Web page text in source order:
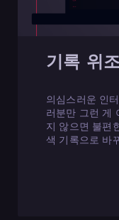
기록 위
의심스러운 인
러분만 그런 게
지 않으면 불편
색 기록으로 바